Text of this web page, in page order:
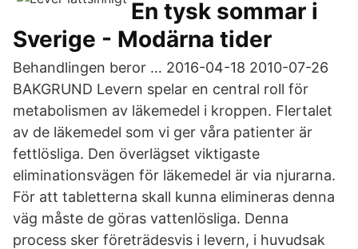
En tysk sommar i
Sverige - Modärna tider
Behandlingen beror … 2016-04-18 2010-07-26
BAKGRUND Levern spelar en central roll för
metabolismen av läkemedel i kroppen. Flertalet
av de läkemedel som vi ger våra patienter är
fettlösliga. Den överlägset viktigaste
eliminationsvägen för läkemedel är via njurarna.
För att tabletterna skall kunna elimineras denna
väg måste de göras vattenlösliga. Denna
process sker företrädesvis i levern, i huvudsak